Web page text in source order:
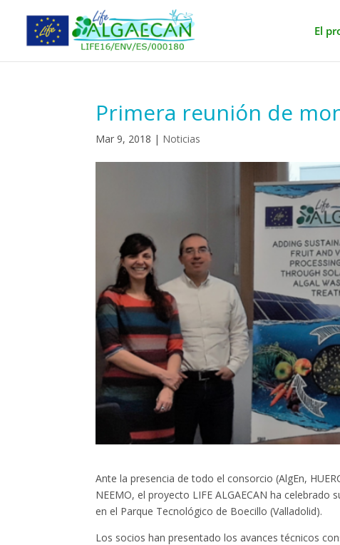
El
Primera reunión de
Mar 9, 2018 | Noticias
Ante la presencia de todo el consorcio (AlgEn,
NEEMO, el proyecto LIFE ALGAECAN ha
en el Parque Tecnológico de Boecillo (Valladolid).
Los socios han presentado los avances técnicos